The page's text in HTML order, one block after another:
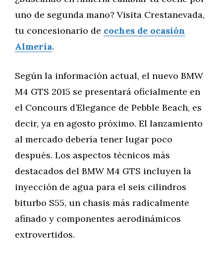
uno de segunda mano? Visita Crestanevada,
tu concesionario de coches de ocasión
Almería.
Según la información actual, el nuevo BMW
M4 GTS 2015 se presentará oficialmente en
el Concours d’Elegance de Pebble Beach, es
decir, ya en agosto próximo. El lanzamiento
al mercado debería tener lugar poco
después. Los aspectos técnicos más
destacados del BMW M4 GTS incluyen la
inyección de agua para el seis cilindros
biturbo S55, un chasis más radicalmente
afinado y componentes aerodinámicos
extrovertidos.